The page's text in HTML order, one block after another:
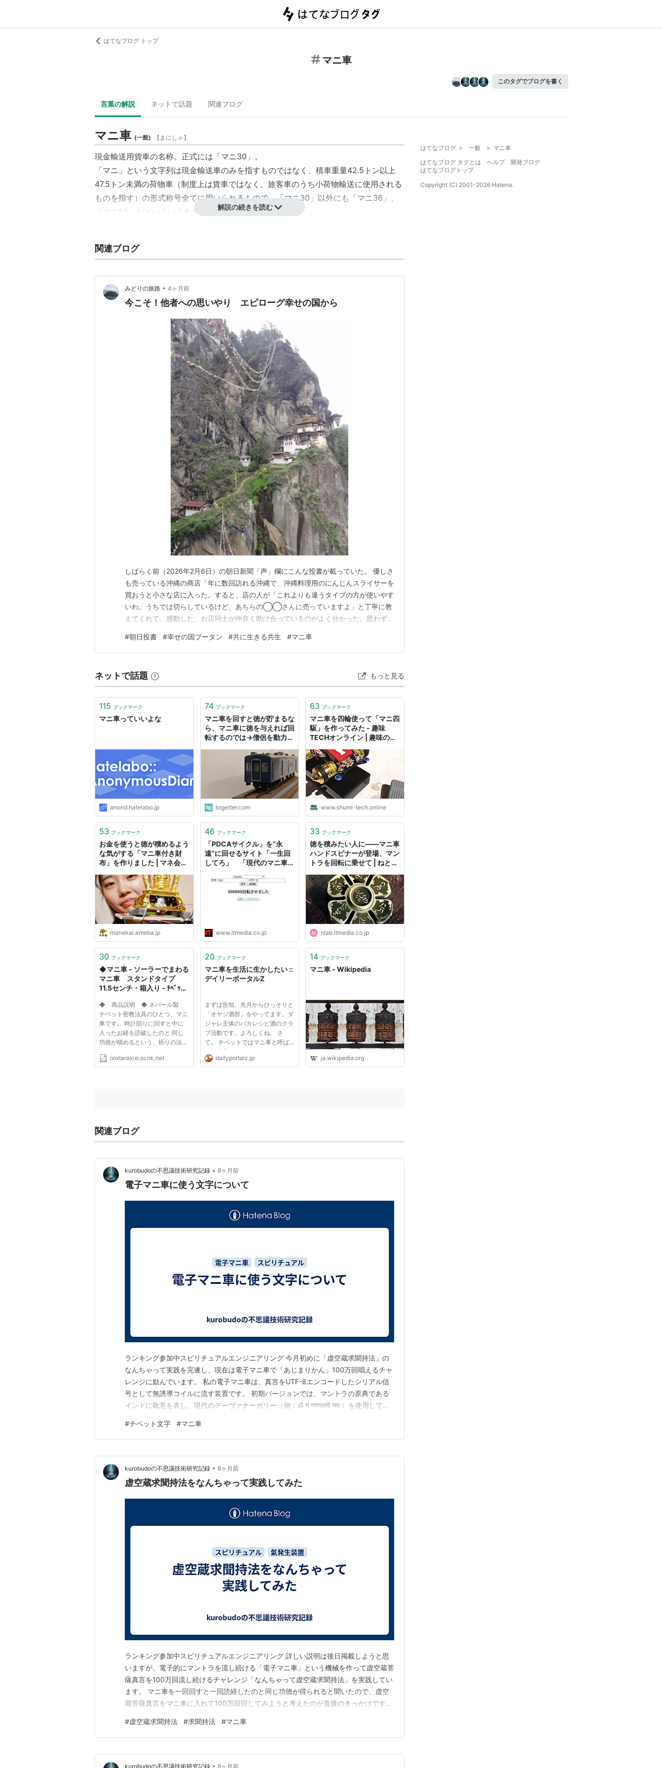
はてなブログ トップ
マニ車
このタグでブログを書く
言葉の解説 ネットで話題 関連ブログ
マニ車 (一般) 【 まにしゃ】
現金輸送用貨車の名称。正式には「マニ30」。
「マニ」という文字列は現金輸送車のみを指すものではなく、積車重量42.5トン以上
47.5トン未満の荷物車（制度上は貨車ではなく、旅客車のうち小荷物輸送に使用される
ものを指す）の形式称号全てに用いられるもので、「マニ30」以外にも「マニ36」、
「マニ50」などいろいろある。
マニ車
摩尼車 、チベット仏教で使われる、お経の入った筒。1度回すと、中のお経を1回読んだ
のと同じ功徳を得られる。
きさのマニ車まで、さまざまなバリエーションがある。
くらしの中の信仰／マニ車（ダライ・ラマ法王日本代表部事務所）
http://www.tibethouse.jp/culture/mani.html
解説の続きを読む
関連ブログ
みどりの旅路 • 4ヶ月前
今こそ！他者への思いやり エピローグ幸せの国から
しばらく前（2026年2月6日）の朝日新聞「声」欄にこんな投書が載っていた。 優しさ
も売っている沖縄の商店「年に数回訪れる沖縄で、沖縄料理用のにんじんスライサーを
買おうと小さな店に入った。すると、店の人が「これよりも違うタイプの方が使いやす
いわ。うちでは切らしているけど、あちらの◯◯さんに売っていますよ」と丁寧に教
えてくれて、感動した。お店同士が仲良く助け合っているのがよく分かった。思わず最
いるような気がした。」（以上、要約） 投書の主は、神奈川県のピアノ教師 田代朝美
さんだ。 私も、ブータンで、田代さんと全く同じよ…
#朝日投書 #幸せの国ブータン #共に生きる共生 #マニ車
ネットで話題 もっと見る
115 ブックマーク
マニ車っていいよな
anond.hatelabo.jp
74 ブックマーク
マニ車を回すと徳が貯まるな
ら、マニ車に徳を与えれば回
転するのでは→僧侶を動力源
ーターとして活用すな」
togetter.com
63 ブックマーク
マニ車を四輪使って「マニ四
駆」を作ってみた - 趣味
TECHオンライン | 趣味のモ
ンメディア
www.shumi-tech.online
53 ブックマーク
お金を使うと徳が積めるよう
な気がする「マニ車付き財
布」を作りました | マネ会
manekai.ameba.jp
46 ブックマーク
「PDCAサイクル」を“永
遠”に回せるサイト「一生回
してろ」 「現代のマニ車」
www.itmedia.co.jp
33 ブックマーク
徳を積みたい人に――マニ車
ハンドスピナーが登場、マン
トラを回転に乗せて | ねとら
nlab.itmedia.co.jp
30 ブックマーク
◆マニ車 - ソーラーでまわる
マニ車 スタンドタイプ
11.5センチ・箱入り - ﾁﾍﾞｯﾄ
～ * ターラー *
◆ 商品説明 ◆ ネパール製
チベット密教法具のひとつ、マニ
車です。 時計回りに回すと中に
入ったお経を読破したのと 同じ
功徳が積めるという、祈りの法具
太陽光でマニ車がまわります。
ixixtaraxixi.ocnk.net
20 ブックマーク
マニ車を生活に生かしたい ::
デイリーポータルZ
まずは告知。先月からひっそりと
「オヤジ酒部」をやってます。ダ
ジャレ主体のバカレシピ酒のクラ
ブ活動です。よろしくね。 さ
て。 チベットではマニ車と呼ば
れる道具がメジャーなのだとテレ
ビで見た。円筒形をしていて表面
dailyportalz.jp
14 ブックマーク
マニ車 - Wikipedia
ja.wikipedia.org
関連ブログ
kurobudoの不思議技術研究記録 • 8ヶ月前
電子マニ車に使う文字について
ランキング参加中スピリチュアルエンジニアリング 今月初めに「虚空蔵求聞持法」の
なんちゃって実践を完遂し、現在は電子マニ車で「あじまりかん」100万回唱えるチャ
レンジに励んでいます。 私の電子マニ車は、真言をUTF-8エンコードしたシリアル信
号として無誘導コイルに流す装置です。 初期バージョンでは、マントラの原典である
インドに敬意を表し、現代のデーヴァナーガリー（例：ॐ गं गणपतये नमः）を使用してい
性が良いのでは？」と考え、書き換えてみることにしたのです。 結果は意外なもので
した。装置…
#チベット文字 #マニ車
kurobudoの不思議技術研究記録 • 8ヶ月前
虚空蔵求聞持法をなんちゃって実践してみた
ランキング参加中スピリチュアルエンジニアリング 詳しい説明は後日掲載しようと思
いますが、電子的にマントラを流し続ける「電子マニ車」という機械を作って虚空蔵菩
薩真言を100万回流し続けるチャレンジ「なんちゃって虚空蔵求聞持法」を実践してい
ます。 マニ車を一回回すと一回読経したのと同じ功徳が得られると聞いたので、虚空
蔵菩薩真言をマニ車に入れて100万回回してみようと考えたのが直接のきっかけです。
流すのに約3秒かかります。真言を108回流す前後に護身法と回向も流すので、真言一
回4秒、1日20時間稼働する想定で計算して、5…
#虚空蔵求聞持法 #求聞持法 #マニ車
kurobudoの不思議技術研究記録 • 8ヶ月前
はてなブログ > 一般 > マニ車
はてなブログ タグとは
ヘルプ
開発ブログ
はてなブログトップ
Copyright (C) 2001-2026 Hatena.